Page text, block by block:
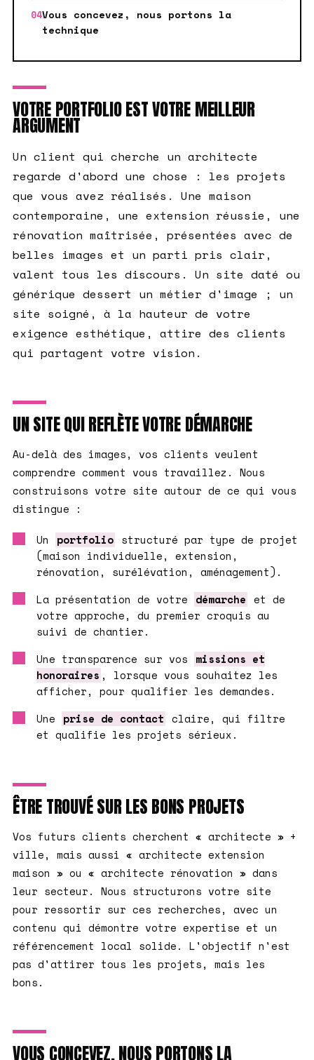
Vous concevez, nous portons la
technique
VOTRE PORTFOLIO EST VOTRE MEILLEUR
ARGUMENT
Un client qui cherche un architecte
regarde d'abord une chose : les projets
que vous avez réalisés. Une maison
contemporaine, une extension réussie, une
rénovation maîtrisée, présentées avec de
belles images et un parti pris clair,
valent tous les discours. Un site daté ou
générique dessert un métier d'image ; un
site soigné, à la hauteur de votre
exigence esthétique, attire des clients
qui partagent votre vision.
UN SITE QUI REFLÈTE VOTRE DÉMARCHE
Au-delà des images, vos clients veulent
comprendre comment vous travaillez. Nous
construisons votre site autour de ce qui vous
distingue :
Un portfolio structuré par type de projet
(maison individuelle, extension,
rénovation, surélévation, aménagement).
La présentation de votre
démarche et de
votre approche, du premier croquis au
suivi de chantier.
Une transparence sur vos
missions et
honoraires , lorsque vous souhaitez les
afficher, pour qualifier les demandes.
Une
prise de contact claire, qui filtre
et qualifie les projets sérieux.
ÊTRE TROUVÉ SUR LES BONS PROJETS
Vos futurs clients cherchent « architecte » +
ville, mais aussi « architecte extension
maison » ou « architecte rénovation » dans
leur secteur. Nous structurons votre site
pour ressortir sur ces recherches, avec un
contenu qui démontre votre expertise et un
référencement local solide. L'objectif n'est
pas d'attirer tous les projets, mais les
bons.
VOUS CONCEVEZ, NOUS PORTONS LA